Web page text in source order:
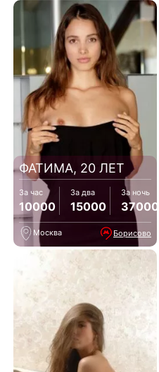
ФАТИМА, 20 ЛЕТ
За час
10000
За два
15000
За ночь
Москва Борисово